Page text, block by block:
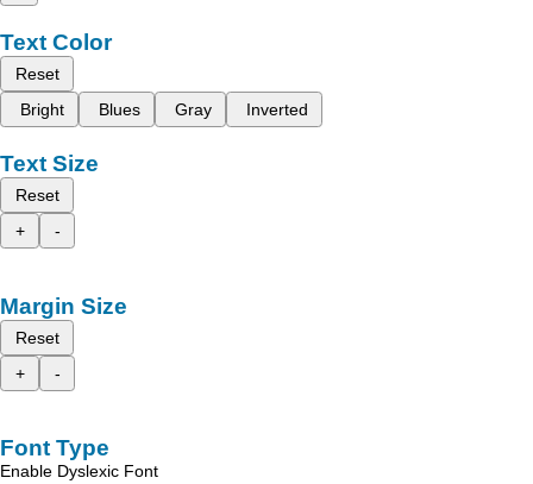
Text Color
Reset
Bright
Blues Gray Inverted
Text Size
Reset
+
-
Margin Size
Reset
+
-
Font Type
Enable Dyslexic Font